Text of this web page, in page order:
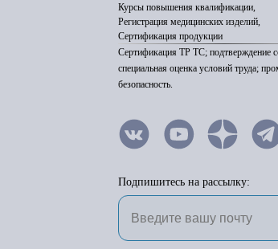
Курсы повышения квалификации,
Регистрация медицинских изделий,
Сертификация продукции
Сертификация ТР ТС; подтверждение
специальная оценка условий труда;
безопасность.
Подпишитесь на рассылку: